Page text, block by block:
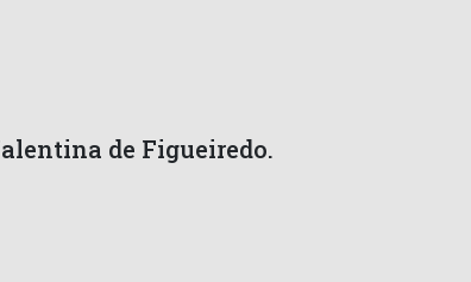
de Figueiredo.